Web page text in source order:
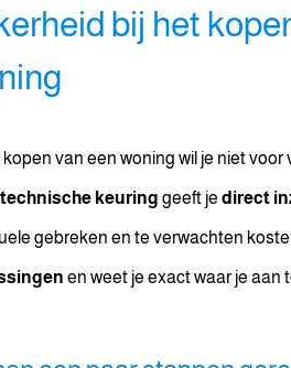
bij het
kopen van een woning wil je niet
keuring geeft je direct
gebreken en te verwachten
en weet je exact waar je aan